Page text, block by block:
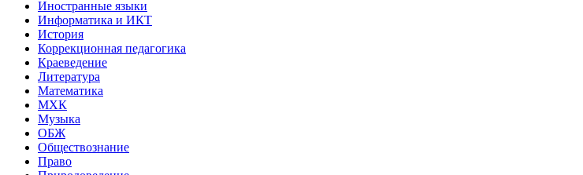
Иностранные языки
Информатика и ИКТ
История
Коррекционная педагогика
Краеведение
Литература
Математика
МХК
Музыка
ОБЖ
Обществознание
Право